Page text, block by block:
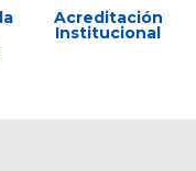
Acreditación
Institucional